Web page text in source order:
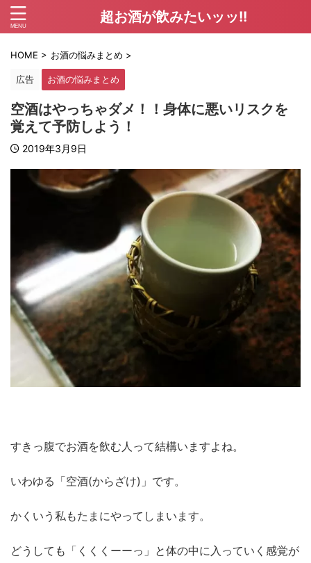
超お酒が飲みたいッッ!!
HOME > お酒の悩みまとめ >
広告 お酒の悩みまとめ
空酒はやっちゃダメ！！身体に悪いリスクを
覚えて予防しよう！
2019年3月9日
すきっ腹でお酒を飲む人って結構いますよね。
いわゆる「空酒(からざけ)」です。
かくいう私もたまにやってしまいます。
どうしても「くくくーーっ」と体の中に入っていく感覚が